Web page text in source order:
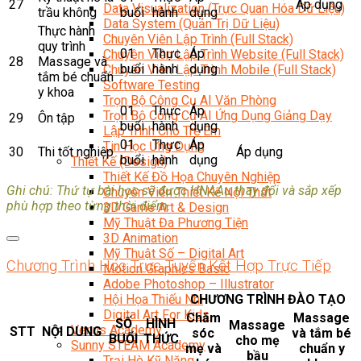
Data Visualization (Trực Quan Hóa Dữ Liệu)
Data System (Quản Trị Dữ Liệu)
Chuyên Viên Lập Trình (Full Stack)
Chuyên Viên Lập Trình Website (Full Stack)
Chuyên Viên Lập Trình Mobile (Full Stack)
Software Testing
Trọn Bộ Công Cụ AI Văn Phòng
Trọn Bộ Công Cụ AI Ứng Dụng Giảng Dạy
Lập Trình Cho Trẻ Em
Tin Học Ứng Dụng
Thiết Kế (Design)
Thiết Kế Đồ Họa Chuyên Nghiệp
Chuyên Viên Thiết Kế Nội Thất
3D Game Art & Design
Mỹ Thuật Đa Phương Tiện
3D Animation
Mỹ Thuật Số – Digital Art
Motion Graphics Basic
Adobe Photoshop – Illustrator
Hội Họa Thiếu Nhi
Digital Art For Kids
Venus Academy
Sunny STEAM Academy
27
trầu không
buổi hành
dụng
Áp dụng
28
Thực hành
quy trình
Massage và
tắm bé chuẩn
y khoa
01
buổi
Thực
hành
Áp
dụng
29 Ôn tập
01
buổi
Thực
hành
Áp
dụng
30
Thi tốt nghiệp 01
buổi
Thực
hành
Áp
dụng
Áp dụng
Ghi chú: Thứ tự bài học sẽ được HNAAu thay đổi và sắp xếp
phù hợp theo từng thời điểm.
Chương Trình Học Trực Tuyến Kết Hợp Trực Tiếp
STT NỘI DUNG
SỐ
BUỔI
HÌNH
THỨC
CHƯƠNG TRÌNH ĐÀO TẠO
Chăm
sóc
mẹ và
Massage
cho mẹ
bầu
Massage
và tắm bé
chuẩn y